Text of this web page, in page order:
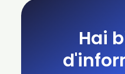
Hai